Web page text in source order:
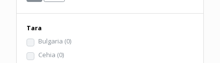
Tara
Bulgaria (0)
Cehia (0)